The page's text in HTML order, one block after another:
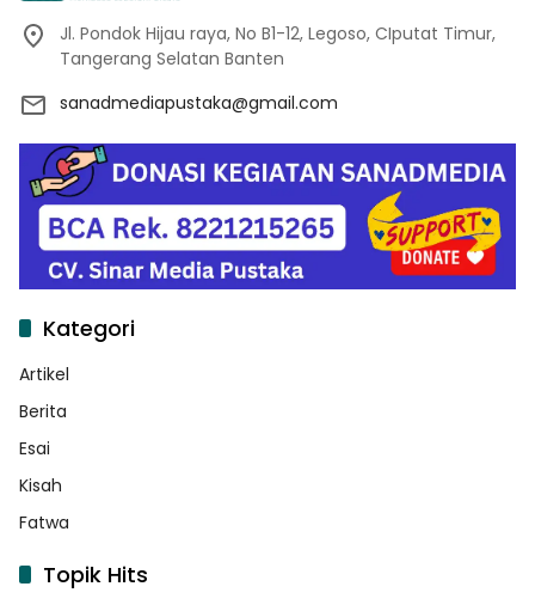
Jl. Pondok Hijau raya, No B1-12, Legoso, CIputat Timur,
Tangerang Selatan Banten
sanadmediapustaka@gmail.com
Kategori
Artikel
Berita
Esai
Kisah
Fatwa
Topik Hits